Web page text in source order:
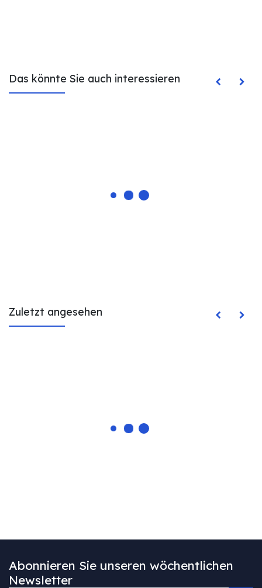
Das könnte Sie auch interessieren
Zuletzt angesehen
Abonnieren Sie unseren wöchentlichen
Newsletter